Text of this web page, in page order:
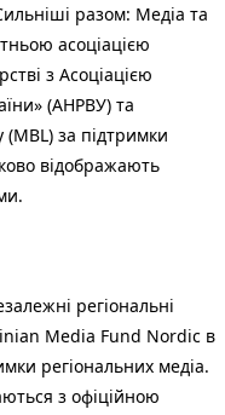
разом: Медіа та
асоціацією
з Асоціацією
(АНРВУ) та
(MBL) за підтримки
відображають
регіональні
Media Fund Nordic в
регіональних медіа.
з офіційною